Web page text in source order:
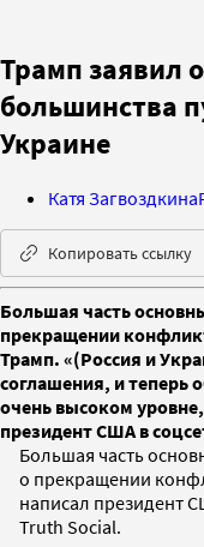
Трамп заявил
большинства
Украине
Катя Загвоздкина
Копировать ссылку
Большая часть
прекращении
Трамп. «(Россия и
соглашения, и теперь
очень высоком
президент США в
Большая часть
о прекращении
написал президент
Truth Social.